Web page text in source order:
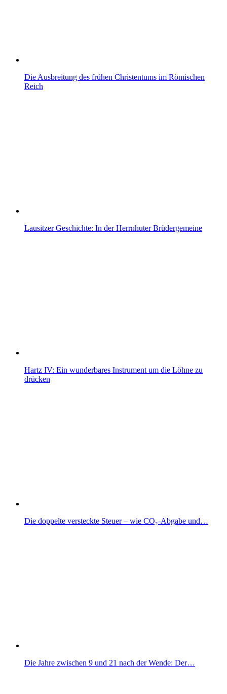
Die Ausbreitung des frühen Christentums im Römischen
Reich
Lausitzer Geschichte: In der Herrnhuter Brüdergemeine
Hartz IV: Ein wunderbares Instrument um die Löhne zu
drücken
Die doppelte versteckte Steuer – wie CO₂-Abgabe und…
Die Jahre zwischen 9 und 21 nach der Wende: Der…